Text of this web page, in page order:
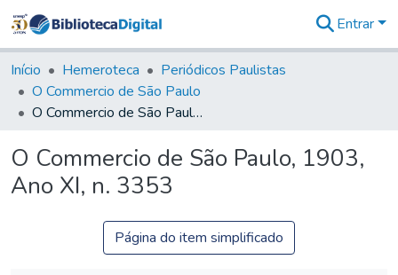
&
Coleções
Tudo na
Biblioteca
Estatísticas
Entrar
Início Hemeroteca
Periódicos Paulistas
O Commercio de São Paulo
O Commercio de São Paulo, 1903, Ano XI, n. 3353
O Commercio de São Paulo, 1903,
Ano XI, n. 3353
Página do item simplificado